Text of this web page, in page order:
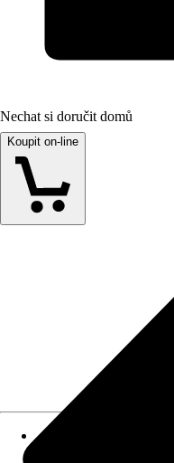
Nechat si doručit domů
Koupit on-line